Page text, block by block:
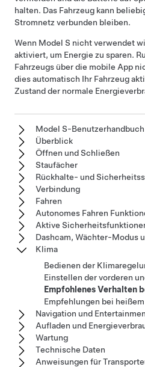
halten. Das Fahrzeug kann
Stromnetz verbunden bleiben.
Wenn Model S nicht verwendet
aktiviert, um Energie zu sparen.
Fahrzeugs über die mobile App
dies automatisch Ihr Fahrzeug
Zustand der normale
Model S-Benutzerhandbuch
Überblick
Öffnen und Schließen
Staufächer
Rückhalte- und
Verbindung
Fahren
Autonomes Fahren
Aktive
Dashcam, Wächter-Modus
Klima
Bedienen der
Einstellen der vorderen
Empfohlenes Verhalten
Empfehlungen bei
Navigation und
Aufladen und
Wartung
Technische Daten
Anweisungen für